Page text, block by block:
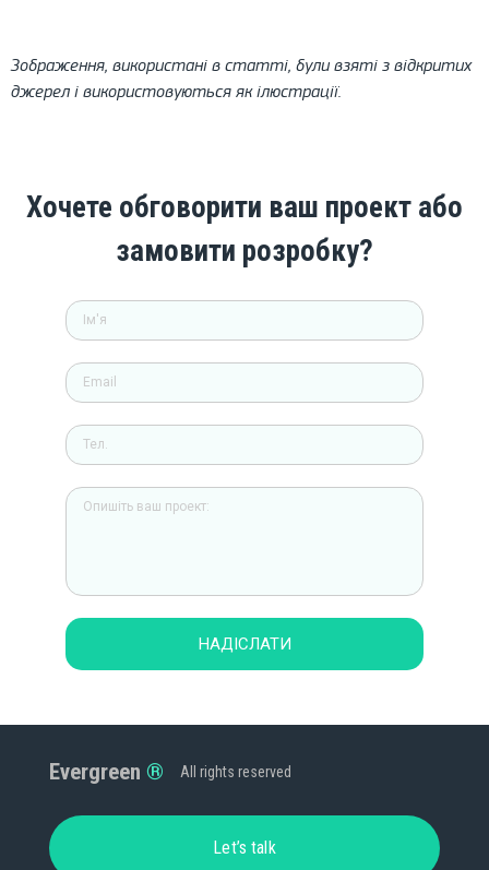
Зображення, використані в статті, були взяті з відкритих
джерел і використовуються як ілюстрації.
Хочете обговорити ваш проект або
замовити розробку?
НАДІСЛАТИ
Evergreen All rights reserved
Let’s talk